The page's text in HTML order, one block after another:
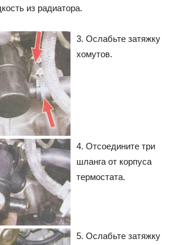
из радиатора.
3. Ослабьте затяжку
хомутов.
4. Отсоедините три
шланга от корпуса
термостата.
5. Ослабьте затяжку